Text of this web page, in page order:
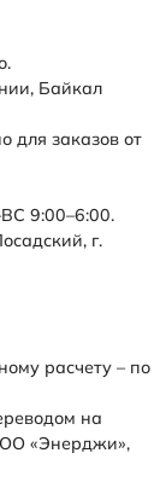
Байкал
для заказов от
9:00–6:00.
г.
расчету – по
на
«Энерджи»,